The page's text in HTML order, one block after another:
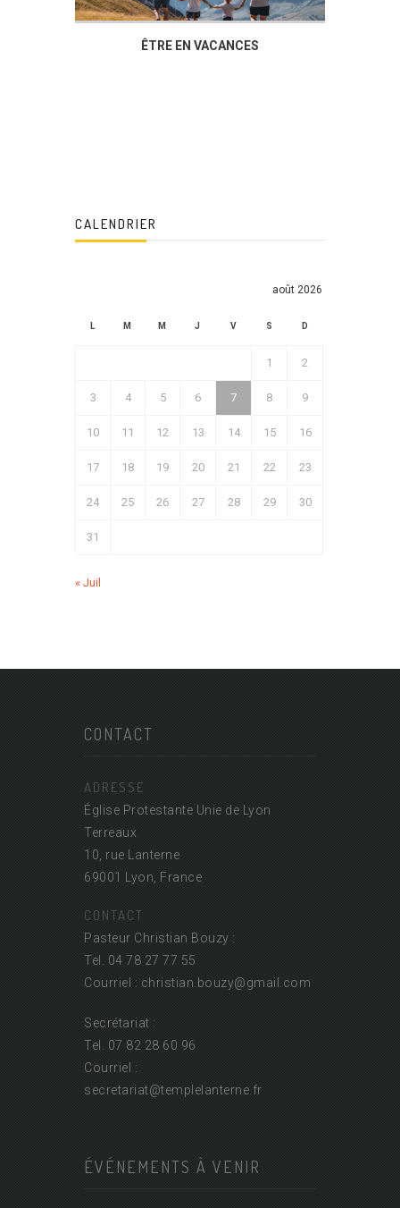
ÊTRE EN VACANCES
CALENDRIER
août 2026
L M M J V S D
1 2
3 4 5 6 7 8 9
10 11 12 13 14 15 16
17 18 19 20 21 22 23
24 25 26 27 28 29 30
31
« Juil
CONTACT
ADRESSE
Église Protestante Unie de Lyon
Terreaux
10, rue Lanterne
69001 Lyon, France
CONTACT
Pasteur Christian Bouzy :
Tel. 04 78 27 77 55
Courriel : christian.bouzy@gmail.com
Secrétariat :
Tel. 07 82 28 60 96
Courriel :
secretariat@templelanterne.fr
ÉVÉNEMENTS À VENIR